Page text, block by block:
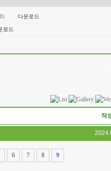
다운로드
로드
작
6 7 8 9